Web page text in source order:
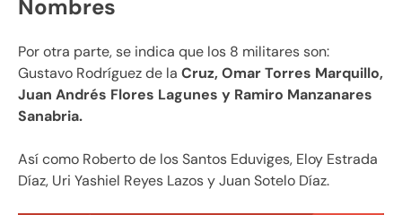
Nombres
Por otra parte, se indica que los 8 militares son:
Gustavo Rodríguez de la Cruz, Omar Torres Marquillo,
Juan Andrés Flores Lagunes y Ramiro Manzanares
Sanabria.
Así como Roberto de los Santos Eduviges, Eloy Estrada
Díaz, Uri Yashiel Reyes Lazos y Juan Sotelo Díaz.